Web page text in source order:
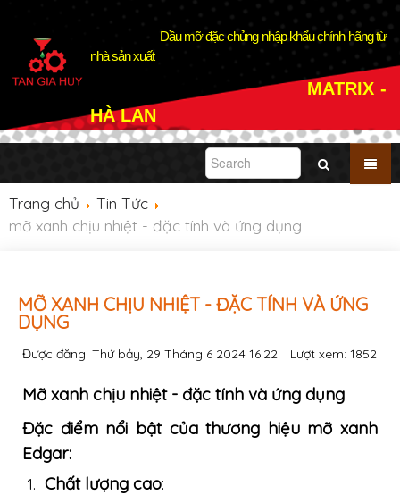
Dầu mỡ đặc chủng nhập khẩu chính hãng từ
nhà sản xuất
MATRIX -
HÀ LAN
Trang chủ
Tin Tức
mỡ xanh chịu nhiệt - đặc tính và ứng dụng
MỠ XANH CHỊU NHIỆT - ĐẶC TÍNH VÀ ỨNG
DỤNG
Được đăng: Thứ bảy, 29 Tháng 6 2024 16:22 Lượt xem: 1852
Mỡ xanh chịu nhiệt - đặc tính và ứng dụng
Đặc điểm nổi bật của thương hiệu mỡ xanh
Edgar:
Chất lượng cao: